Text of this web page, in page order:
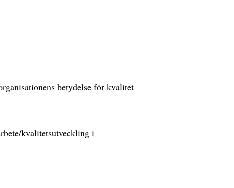
betydelse för kvalitet
kvalitetsutveckling i